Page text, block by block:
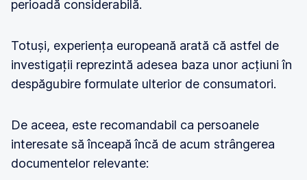
perioadă considerabilă.
Totuși, experiența europeană arată că astfel de
investigații reprezintă adesea baza unor acțiuni în
despăgubire formulate ulterior de consumatori.
De aceea, este recomandabil ca persoanele
interesate să înceapă încă de acum strângerea
documentelor relevante: